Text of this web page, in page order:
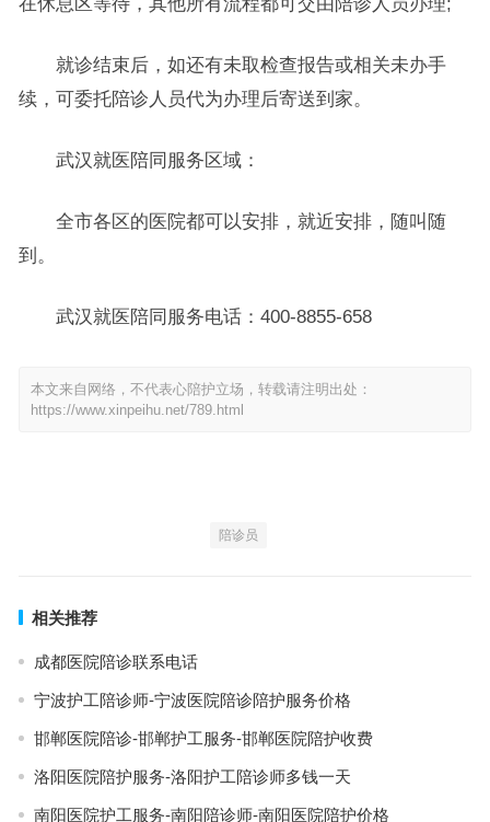
就诊结束后，如还有未取检查报告或相关未办手
续，可委托陪诊人员代为办理后寄送到家。
武汉就医陪同服务区域：
全市各区的医院都可以安排，就近安排，随叫随
到。
武汉就医陪同服务电话：400-8855-658
本文来自网络，不代表心陪护立场，转载请注明出处：
https://www.xinpeihu.net/789.html
陪诊员
相关推荐
成都医院陪诊联系电话
宁波护工陪诊师-宁波医院陪诊陪护服务价格
邯郸医院陪诊-邯郸护工服务-邯郸医院陪护收费
洛阳医院陪护服务-洛阳护工陪诊师多钱一天
南阳医院护工服务-南阳陪诊师-南阳医院陪护价格